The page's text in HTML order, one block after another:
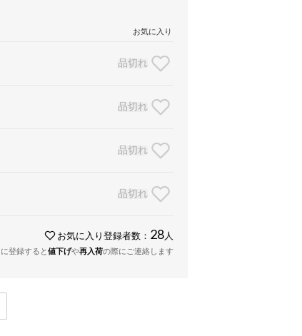
お気に入り
品切れ
品切れ
品切れ
品切れ
お気に入り登録者数： 28 人
登録すると値下げや再入荷の際にご連絡します